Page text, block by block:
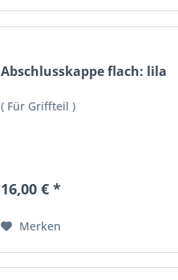
Abschlusskappe flach: lila
( Für Griffteil )
16,00 € *
Merken